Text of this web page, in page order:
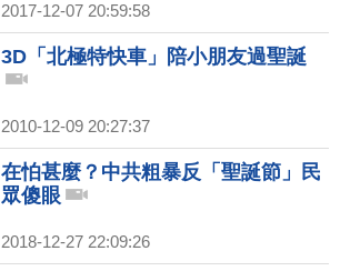
2017-12-07 20:59:58
3D「北極特快車」陪小朋友過聖誕
2010-12-09 20:27:37
在怕甚麼？中共粗暴反「聖誕節」民
眾傻眼
2018-12-27 22:09:26